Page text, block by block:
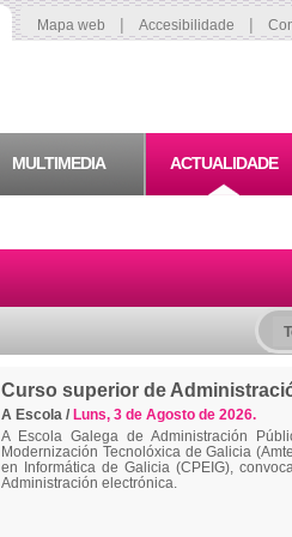
Mapa web | Accesibilidade |
MULTIMEDIA ACTUALIDADE
Curso superior de
A Escola / Luns, 3 de Agosto de 2026.
A Escola Galega de Administración
Modernización Tecnolóxica de Galicia
en Informática de Galicia (CPEIG),
Administración electrónica.